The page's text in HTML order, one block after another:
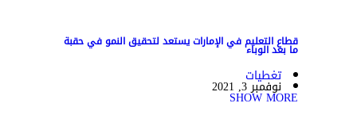
قطاع التعليم في الإمارات يستعد لتحقيق النمو في حقبة
ما بعد الوباء
تغطيات
نوفمبر 3, 2021
SHOW MORE